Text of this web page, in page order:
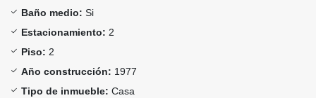
Baño medio: Si
Estacionamiento: 2
Piso: 2
Año construcción: 1977
Tipo de inmueble: Casa